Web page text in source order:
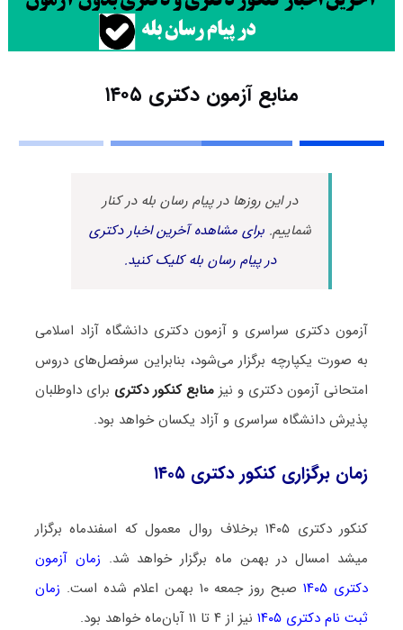
منابع آزمون دکتری ۱۴۰۵
در این روزها در پیام رسان بله در کنار
شماییم.برای مشاهده آخرین اخبار دکتری
در پیام رسان بله کلیک کنید.
آزمون دکتری سراسری و آزمون دکتری دانشگاه آزاد اسلامی
به صورت یکپارچه برگزار می‌شود، بنابراین سرفصل‌های دروس
امتحانی آزمون دکتری و نیز منابع کنکور دکتری برای داوطلبان
پذیرش دانشگاه سراسری و آزاد یکسان خواهد بود.
زمان برگزاری کنکور دکتری ۱۴۰۵
کنکور دکتری ۱۴۰۵ برخلاف روال معمول که اسفندماه برگزار
میشد امسال در بهمن ماه برگزار خواهد شد. زمان آزمون
دکتری ۱۴۰۵
صبح روز جمعه ۱۰ بهمن اعلام شده است.
زمان
ثبت نام دکتری ۱۴۰۵
نیز از ۴ تا ۱۱ آبان‌ماه خواهد بود.